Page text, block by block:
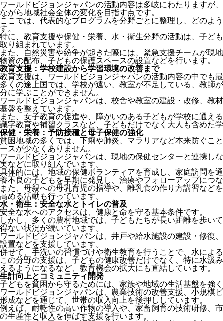
ワールドビジョンジャパンの活動内容は多岐にわたりますが
ながら地域社会全体の変化を目指す点です。
ここでは、代表的なプログラムを分野ごとに整理し、どのよ
す。
特に、教育支援や保健・栄養、水・衛生分野の活動は、子ど
取り組まれています。
また、自然災害や紛争が起きた際には、緊急支援チームが現
物資の配布、子どもの保護スペースの設置などを行います。
教育支援：学校建設から学習環境の改善まで
教育支援は、ワールドビジョンジャパンの活動内容の中でも
多くの途上国では、学校が遠い、教室が不足している、教師
分に学ぶことができません。
ワールドビジョンジャパンは、校舎や教室の建設・改修、教
基盤を整えています。
また、女子教育の促進や、障がいのある子どもが学校に通え
識字教育や補習クラスなど、子どもだけでなく大人も含めた
保健・栄養：予防接種と母子保健の強化
貧困地域の多くでは、下痢や肺炎、マラリアなど本来防ぐこ
ースが少なくありません。
ワールドビジョンジャパンは、現地の保健センターと連携し
実などに取り組んでいます。
具体的には、地域の保健ボランティアを育成し、家庭訪問を
養不良の子どもを早期に発見し、治療やフォローアップにつ
また、母親への母乳育児の指導や、離乳食の作り方講習など
高める活動も行っています。
水・衛生：安全な水とトイレの普及
安全な水へのアクセスは、健康と命を守る基本条件です。
しかし、多くの農村地域では、子どもたちが長い距離を歩い
得ない状況が続いています。
ワールドビジョンジャパンは、井戸や給水施設の建設・修復
設置などを支援しています。
併せて、手洗いの習慣づけや衛生教育を行うことで、水によ
この分野の支援は、子どもの健康改善だけでなく、特に水汲
えるようになるなど、教育機会の拡大にも直結しています。
生計向上とコミュニティ開発
子どもを貧困から守るためには、家族や地域の生活基盤を強
ワールドビジョンジャパンは、農業技術の改善支援、小規模
形成などを通じて、世帯の収入向上を後押ししています。
例えば、耐乾性の高い作物の導入や、家畜飼育の技術研修、
の生産性と収入を伸ばす支援を行います。